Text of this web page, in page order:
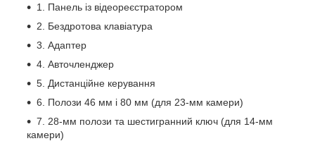
1. Панель із відеореєстратором
2. Бездротова клавіатура
3. Адаптер
4. Авточленджер
5. Дистанційне керування
6. Полози 46 мм і 80 мм (для 23-мм камери)
7. 28-мм полози та шестигранний ключ (для 14-мм
камери)